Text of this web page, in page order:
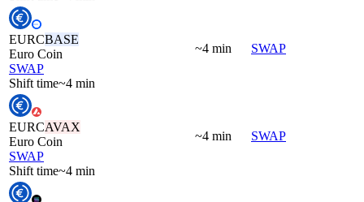
EURCBASE
Euro Coin
SWAP
Shift time~4 min
~4 min SWAP
EURCAVAX
Euro Coin
SWAP
Shift time~4 min
~4 min SWAP